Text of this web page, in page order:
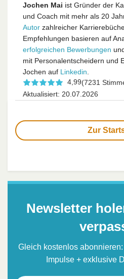
Jochen Mai ist Gründer der
und Coach mit mehr als 20
Autor zahlreicher
Empfehlungen basieren auf
erfolgreichen Bewerbungen
mit Personalentscheidern und
Jochen auf Linkedin
4,99(7231
Aktualisiert: 20.07.2026
Zur
Newsletter
Gleich kostenlos
Impulse + exklusive